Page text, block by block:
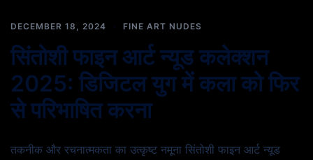
DECEMBER 18, 2024 FINE ART NUDES
सिंतोशी फाइन आर्ट न्यूड कलेक्शन
2025: डिजिटल युग में कला को फिर
से परिभाषित करना
तकनीक और रचनात्मकता का उत्कृष्ट नमूना सिंतोशी फाइन आर्ट न्यूड